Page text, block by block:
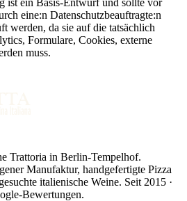
eine:n Datenschutzbeauftragte:n
werden, da sie auf die tatsächlich
Formulare, Cookies, externe
muss.
Trattoria in Berlin-Tempelhof.
Manufaktur, handgefertigte Pizza
italienische Weine. Seit 2015 ·
Bewertungen.